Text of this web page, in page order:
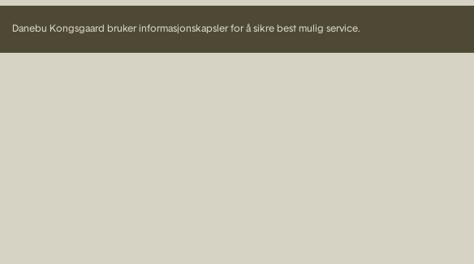
Danebu Kongsgaard bruker informasjonskapsler for å sikre best mulig service.